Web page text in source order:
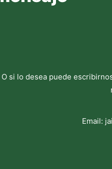
O si lo desea puede
Email: